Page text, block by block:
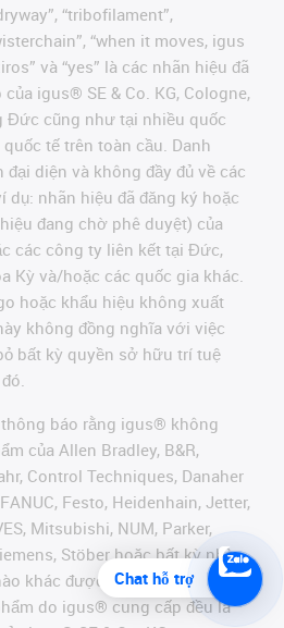
“tribofilament”,
“when it moves, igus
và “yes” là các nhãn hiệu đã
igus® SE & Co. KG, Cologne,
Đức cũng như tại nhiều quốc
tế trên toàn cầu. Danh
diện và không đầy đủ về các
nhãn hiệu đã đăng ký hoặc
đang chờ phê duyệt) của
các công ty liên kết tại Đức,
Kỳ và/hoặc các quốc gia khác.
hoặc khẩu hiệu không xuất
không đồng nghĩa với việc
bất kỳ quyền sở hữu trí tuệ
báo rằng igus® không
của Allen Bradley, B&R,
Control Techniques, Danaher
Festo, Heidenhain, Jetter,
Mitsubishi, NUM, Parker,
Stöber hoặc bất kỳ nhà
khác được đề cập trên
do igus® cung cấp đều là
Chat hỗ trợ